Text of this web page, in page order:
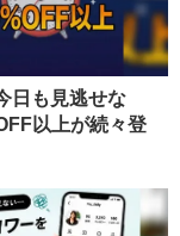
日も見逃せな
以上が続々登